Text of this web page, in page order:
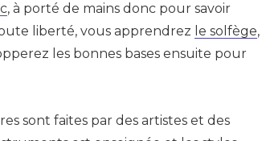
, à porté de mains donc pour savoir
liberté, vous apprendrez le solfège,
les bonnes bases ensuite pour
sont faites par des artistes et des